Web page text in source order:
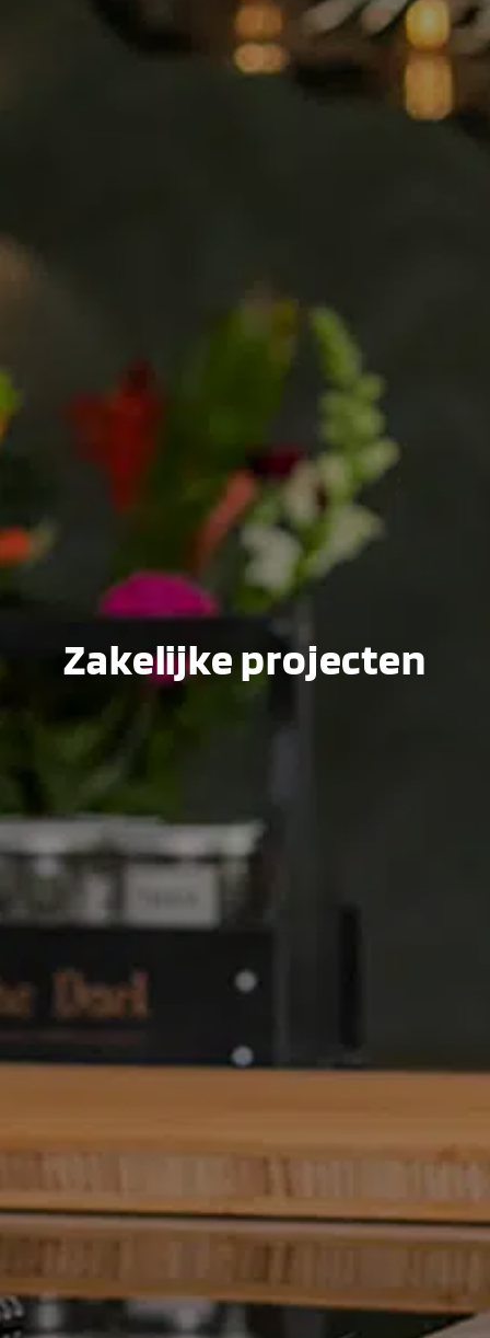
Zakelijke projecten